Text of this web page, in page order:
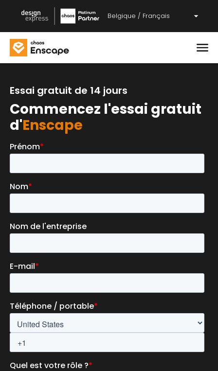
Belgique / Français
Essai gratuit de 14 jours
Commencez l'essai gratuit
d'Enscape